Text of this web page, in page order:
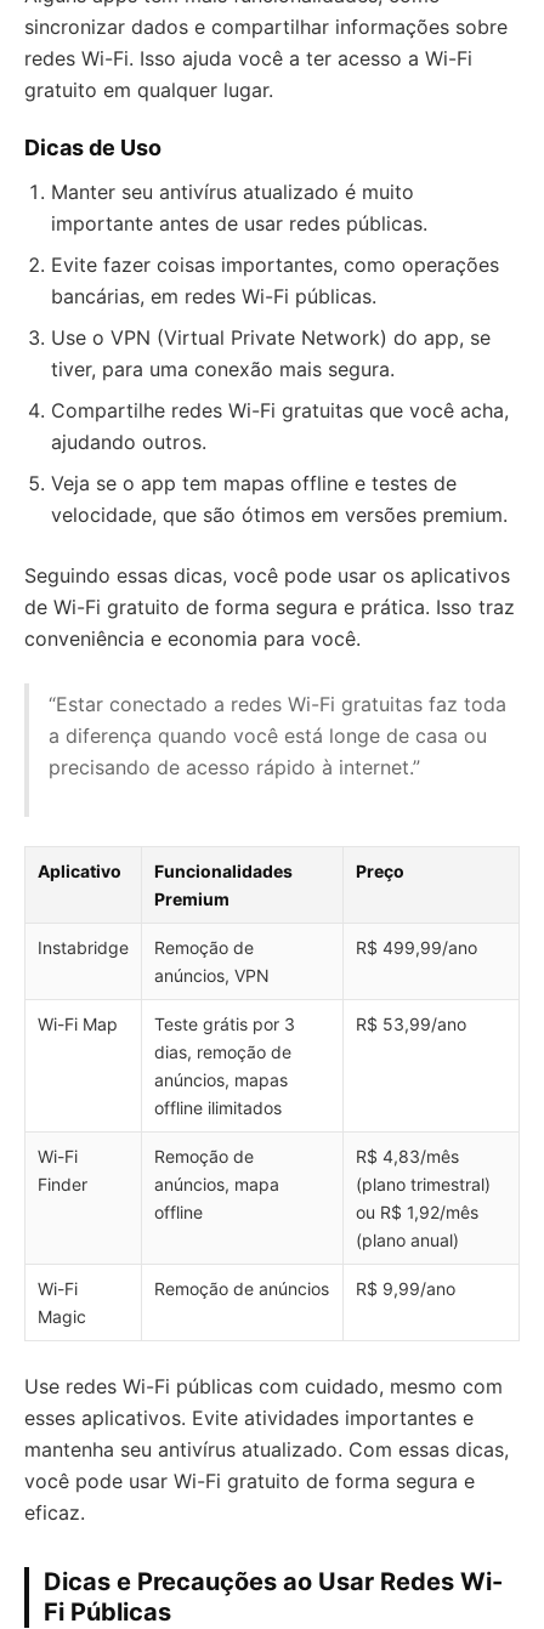
sincronizar dados e compartilhar informações sobre
redes Wi-Fi. Isso ajuda você a ter acesso a Wi-Fi
gratuito em qualquer lugar.
Dicas de Uso
Manter seu antivírus atualizado é muito
importante antes de usar redes públicas.
Evite fazer coisas importantes, como operações
bancárias, em redes Wi-Fi públicas.
Use o VPN (Virtual Private Network) do app, se
tiver, para uma conexão mais segura.
Compartilhe redes Wi-Fi gratuitas que você acha,
ajudando outros.
Veja se o app tem mapas offline e testes de
velocidade, que são ótimos em versões premium.
Seguindo essas dicas, você pode usar os aplicativos
de Wi-Fi gratuito de forma segura e prática. Isso traz
conveniência e economia para você.
“Estar conectado a redes Wi-Fi gratuitas faz toda
a diferença quando você está longe de casa ou
precisando de acesso rápido à internet.”
Aplicativo
Funcionalidades
Premium
Preço
Instabridge
Remoção de
anúncios, VPN
R$ 499,99/ano
Wi-Fi Map
Teste grátis por 3
dias, remoção de
anúncios, mapas
offline ilimitados
R$ 53,99/ano
Wi-Fi
Finder
Remoção de
anúncios, mapa
offline
R$ 4,83/mês
(plano trimestral)
ou R$ 1,92/mês
(plano anual)
Wi-Fi
Magic
Remoção de anúncios R$ 9,99/ano
Use redes Wi-Fi públicas com cuidado, mesmo com
esses aplicativos. Evite atividades importantes e
mantenha seu antivírus atualizado. Com essas dicas,
você pode usar Wi-Fi gratuito de forma segura e
eficaz.
Dicas e Precauções ao Usar Redes Wi-
Fi Públicas